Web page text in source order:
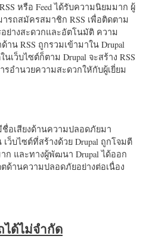
หรือ Feed ได้รับความนิยมมาก ผู้
รถสมัครสมาชิก RSS เพื่อติดตาม
ย่างสะดวกและอัตโนมัติ ความ
าน RSS ถูกรวมเข้ามาใน Drupal
เว็บไซต์ก็ตาม Drupal จะสร้าง RSS
อำนวยความสะดวกใหักับผู้เยี่ยม
ชื่อเสียงด้านความปลอดภัยมา
เว็บไซต์ที่สร้างด้วย Drupal ถูกโจมตี
ก และทางผู้พัฒนา Drupal ได้ออก
ด้านความปลอดภัยอย่างต่อเนื่อง
ได้ไม่จำกัด